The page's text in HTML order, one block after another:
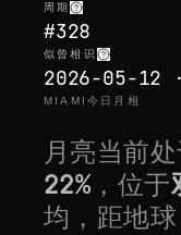
周期
#328
似曾相识
2026-05-12
MIAMI今日月相
月亮当前
22%，位于
均 ，距地球